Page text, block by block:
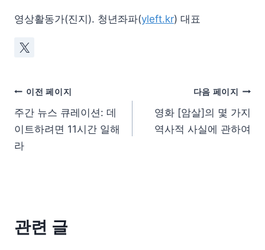
영상활동가(진지). 청년좌파(yleft.kr) 대표
이전 페이지
주간 뉴스 큐레이션: 데
이트하려면 11시간 일해
라
다음 페이지
영화 [암살]의 몇 가지
역사적 사실에 관하여
관련 글